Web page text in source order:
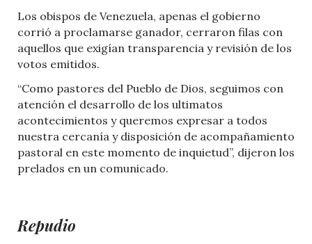
Los obispos de Venezuela, apenas el gobierno
corrió a proclamarse ganador, cerraron filas con
aquellos que exigían transparencia y revisión de los
votos emitidos.
“Como pastores del Pueblo de Dios, seguimos con
atención el desarrollo de los ultimatos
acontecimientos y queremos expresar a todos
nuestra cercanía y disposición de acompañamiento
pastoral en este momento de inquietud”, dijeron los
prelados en un comunicado.
Repudio